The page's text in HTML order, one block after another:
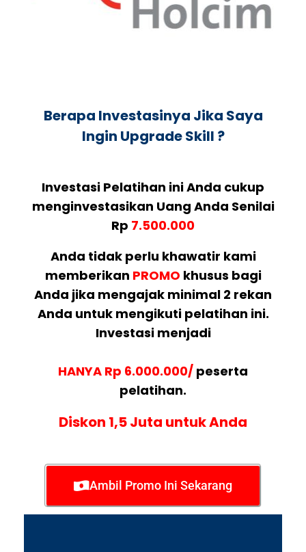
Berapa Investasinya Jika Saya
Ingin Upgrade Skill ?
Investasi Pelatihan ini Anda cukup
menginvestasikan Uang Anda Senilai
Rp 7.500.000
Anda tidak perlu khawatir kami
memberikan PROMO khusus bagi
Anda jika mengajak minimal 2 rekan
Anda untuk mengikuti pelatihan ini.
Investasi menjadi
HANYA Rp 6.000.000/ peserta
pelatihan.
Diskon 1,5 Juta untuk Anda
Ambil Promo Ini Sekarang